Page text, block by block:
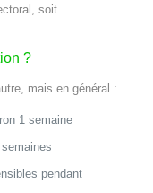
soit
?
mais en général :
1 semaine
pendant